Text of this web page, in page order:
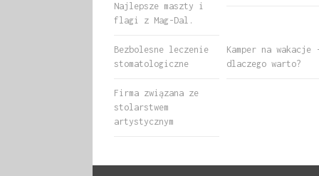
Najlepsze maszty i
flagi z Mag-Dal.
Bezbolesne leczenie
stomatologiczne
Kamper na wakacje
dlaczego warto?
Firma związana ze
stolarstwem
artystycznym